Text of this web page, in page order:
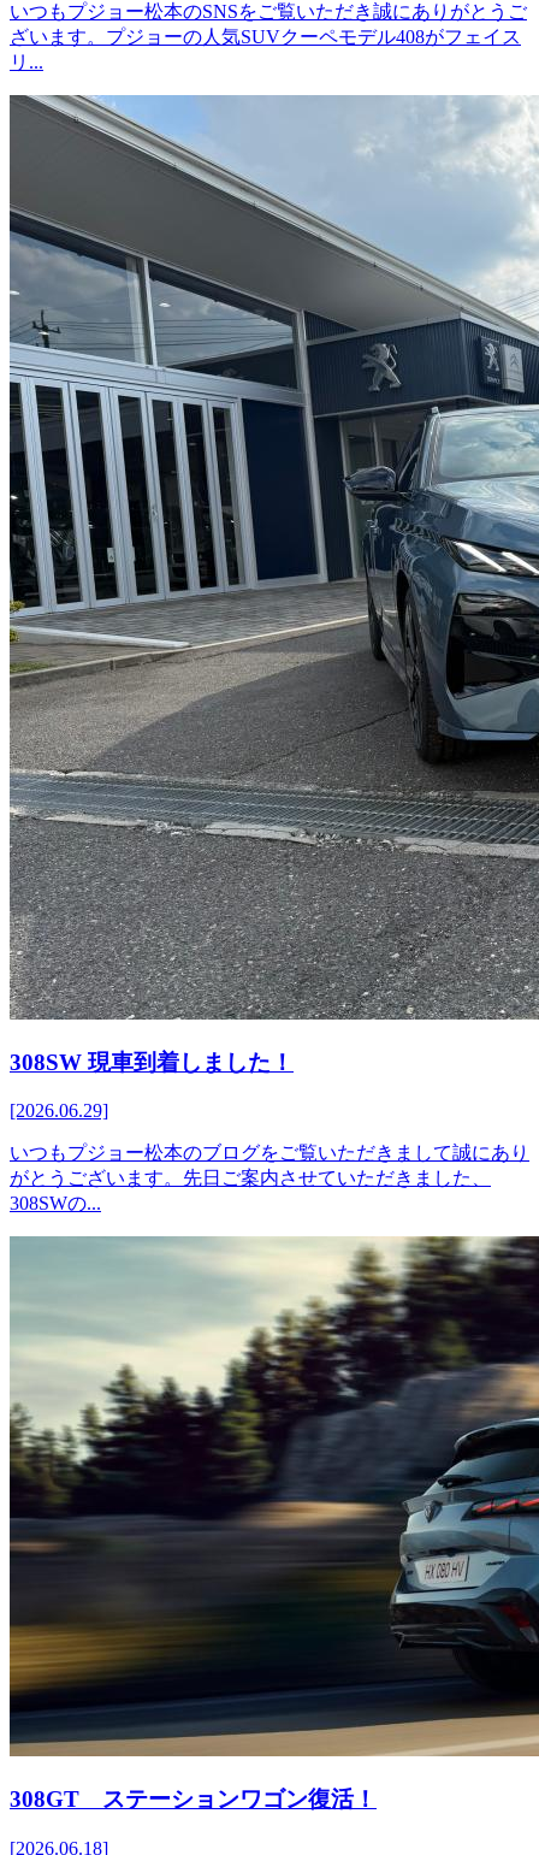
いつもプジョー松本のSNSをご覧いただき誠にありがとうご
ざいます。プジョーの人気SUVクーペモデル408がフェイス
リ...
308SW 現車到着しました！
[2026.06.29]
いつもプジョー松本のブログをご覧いただきまして誠にあり
がとうございます。先日ご案内させていただきました、
308SWの...
308GT ステーションワゴン復活！
[2026.06.18]